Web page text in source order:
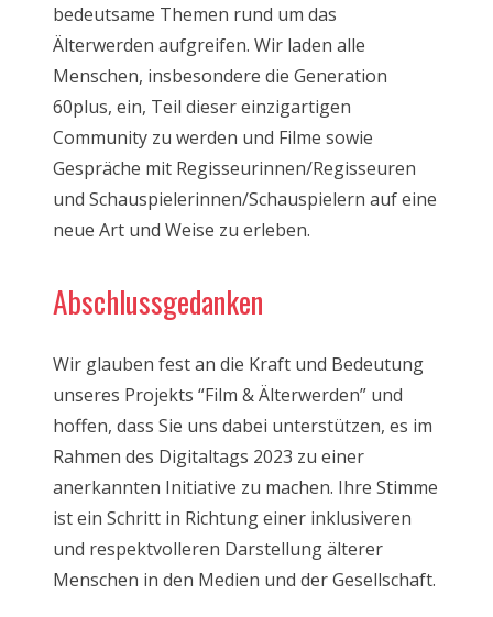
bedeutsame Themen rund um das
Älterwerden aufgreifen. Wir laden alle
Menschen, insbesondere die Generation
60plus, ein, Teil dieser einzigartigen
Community zu werden und Filme sowie
Gespräche mit Regisseurinnen/Regisseuren
und Schauspielerinnen/Schauspielern auf eine
neue Art und Weise zu erleben.
Abschlussgedanken
Wir glauben fest an die Kraft und Bedeutung
unseres Projekts “Film & Älterwerden” und
hoffen, dass Sie uns dabei unterstützen, es im
Rahmen des Digitaltags 2023 zu einer
anerkannten Initiative zu machen. Ihre Stimme
ist ein Schritt in Richtung einer inklusiveren
und respektvolleren Darstellung älterer
Menschen in den Medien und der Gesellschaft.